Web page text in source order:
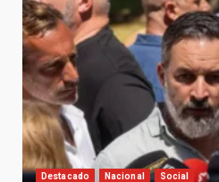
Destacado Nacional Social